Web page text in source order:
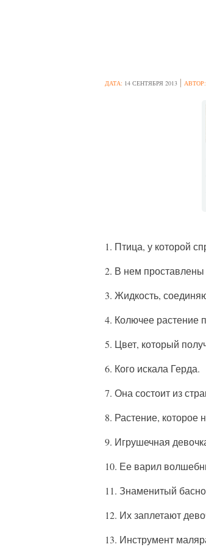
ДАТА: 14 СЕНТЯБРЯ 2013 АВТОР:
1. Птица, у которой
2. В нем
3. Жидкость,
4. Колючее растение
5. Цвет, который
6. Кого искала Герда.
7. Она состоит из
8. Растение, которое
9. Игрушечная
10. Ее варил
11. Знаменитый
12. Их заплетают
13. Инструмент